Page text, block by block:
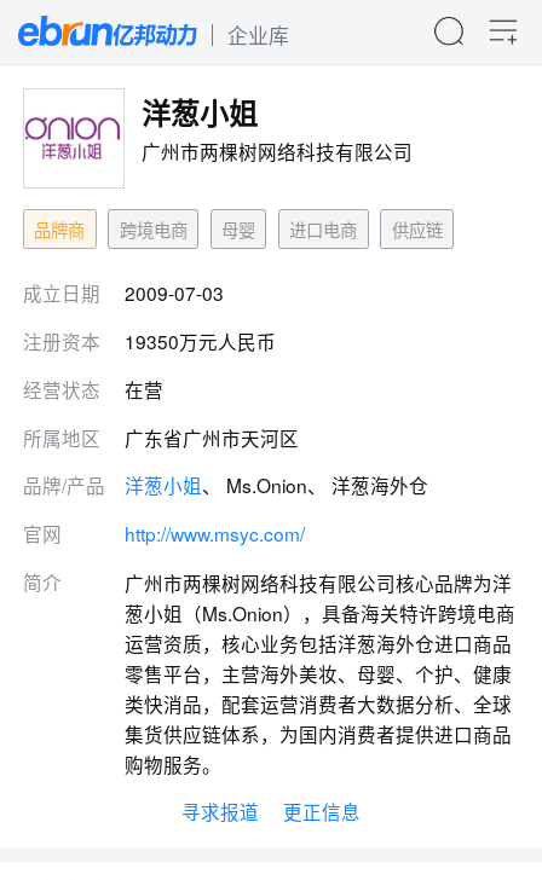
企业库
洋葱小姐
广州市两棵树网络科技有限公司
品牌商 跨境电商 母婴 进口电商 供应链
成立日期
2009-07-03
注册资本
19350万元人民币
经营状态
在营
所属地区
广东省广州市天河区
品牌/产品
洋葱小姐、 Ms.Onion、 洋葱海外仓
官网
http://www.msyc.com/
简介
广州市两棵树网络科技有限公司核心品牌为洋
葱小姐（Ms.Onion），具备海关特许跨境电商
运营资质，核心业务包括洋葱海外仓进口商品
零售平台，主营海外美妆、母婴、个护、健康
类快消品，配套运营消费者大数据分析、全球
集货供应链体系，为国内消费者提供进口商品
购物服务。
寻求报道
更正信息